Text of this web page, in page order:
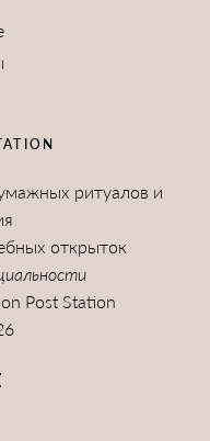
ритуалов и
открыток
Post Station